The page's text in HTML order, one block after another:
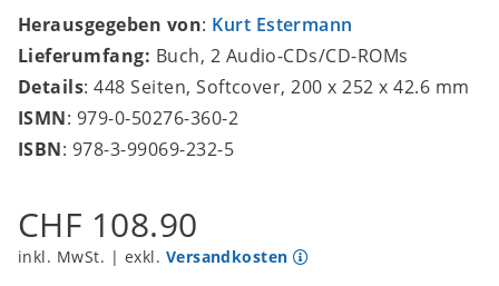
Herausgegeben von: Kurt Estermann
Lieferumfang: Buch, 2 Audio-CDs/CD-ROMs
Details: 448 Seiten, Softcover, 200 x 252 x 42.6 mm
ISMN: 979-0-50276-360-2
ISBN: 978-3-99069-232-5
CHF 108.90
inkl. MwSt. | exkl. Versandkosten